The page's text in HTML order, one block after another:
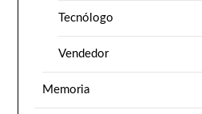
Tecnólogo
Vendedor
Memoria